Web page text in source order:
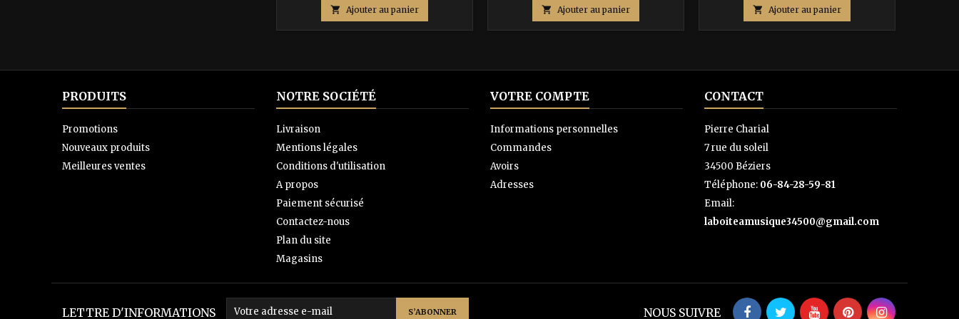
base
 Ajouter au panier
base
 Ajouter au panier
base
 Ajouter au panier
PRODUITS
Promotions
Nouveaux produits
Meilleures ventes
NOTRE SOCIÉTÉ
Livraison
Mentions légales
Conditions d'utilisation
A propos
Paiement sécurisé
Contactez-nous
Plan du site
Magasins
VOTRE COMPTE
Informations personnelles
Commandes
Avoirs
Adresses
CONTACT
Pierre Charial
7 rue du soleil
34500 Béziers
Téléphone: 06-84-28-59-81
Email:
laboiteamusique34500@gmail.com
LETTRE D'INFORMATIONS NOUS SUIVRE